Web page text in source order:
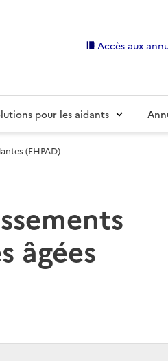
Accès aux
pour les aidants
(EHPAD)
âgées